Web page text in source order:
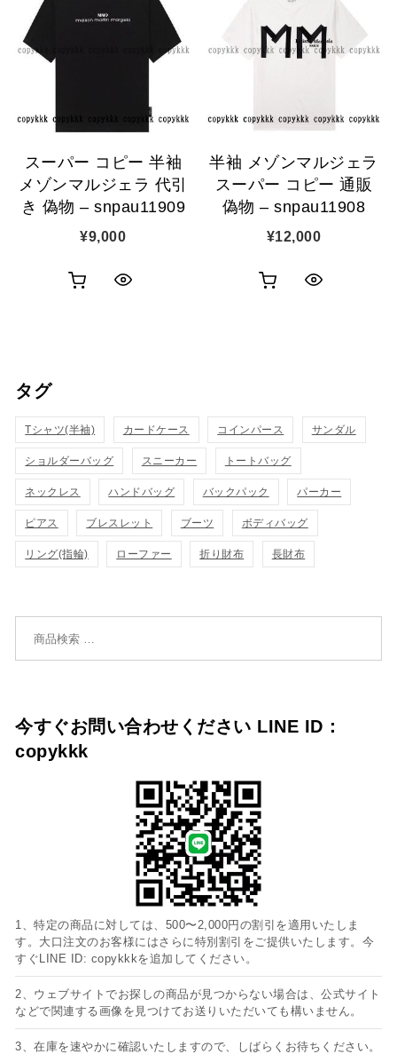
スーパー コピー 半袖
メゾンマルジェラ 代引
き 偽物 – snpau11909
¥9,000
半袖 メゾンマルジェラ
スーパー コピー 通販
偽物 – snpau11908
¥12,000
タグ
Tシャツ(半袖) カードケース コインパース サンダル
ショルダーバッグ スニーカー トートバッグ
ネックレス ハンドバッグ バックパック パーカー
ピアス ブレスレット ブーツ ボディバッグ
リング(指輪) ローファー 折り財布 長財布
今すぐお問い合わせください LINE ID：
copykkk
1、特定の商品に対しては、500〜2,000円の割引を適用いたしま
す。大口注文のお客様にはさらに特別割引をご提供いたします。今
すぐLINE ID: copykkkを追加してください。
2、ウェブサイトでお探しの商品が見つからない場合は、公式サイト
などで関連する画像を見つけてお送りいただいても構いません。
3、在庫を速やかに確認いたしますので、しばらくお待ちください。